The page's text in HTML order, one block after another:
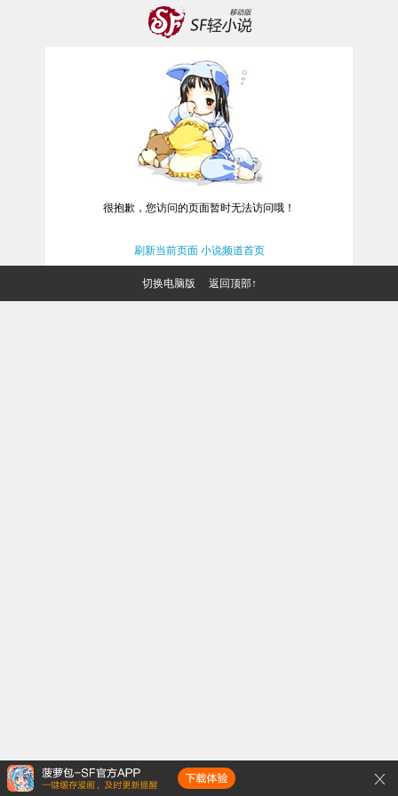
很抱歉，您访问的页面暂时无法访问哦！
刷新当前页面 小说频道首页
切换电脑版 返回顶部↑